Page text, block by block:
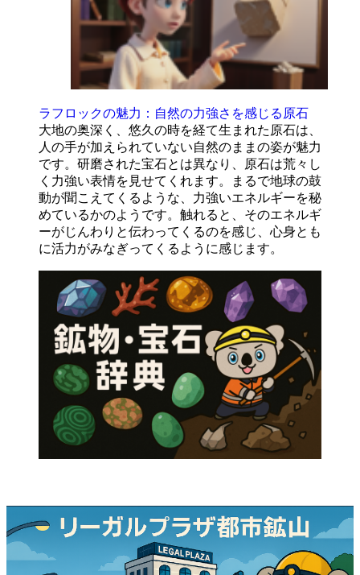
ラフロックの魅力：自然の力強さを感じる原石
大地の奥深く、悠久の時を経て生まれた原石は、
人の手が加えられていない自然のままの姿が魅力
です。研磨された宝石とは異なり、原石は荒々し
く力強い表情を見せてくれます。まるで地球の鼓
動が聞こえてくるような、力強いエネルギーを秘
めているかのようです。触れると、そのエネルギ
ーがじんわりと伝わってくるのを感じ、心身とも
に活力がみなぎってくるように感じます。